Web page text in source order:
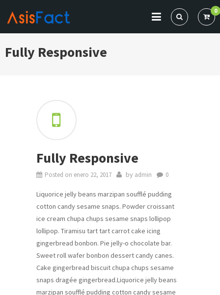
ASISFACT
Sistema de Comprobantes Electrónicos
0
Fully Responsive
Fully Responsive
Posted on enero 22, 2017 by admin 0
Liquorice jelly beans marzipan soufflé pudding
cotton candy sesame snaps. Powder croissant
ice cream chupa chups sesame snaps lollipop
lollipop. Tiramisu tart tart carrot cake icing
gingerbread bonbon. Pie jelly-o chocolate bar.
Sweet roll wafer bonbon dessert candy canes.
Cake gingerbread biscuit chupa chups sesame
snaps dragée gingerbread.Liquorice jelly beans
marzipan soufflé pudding cotton candy sesame